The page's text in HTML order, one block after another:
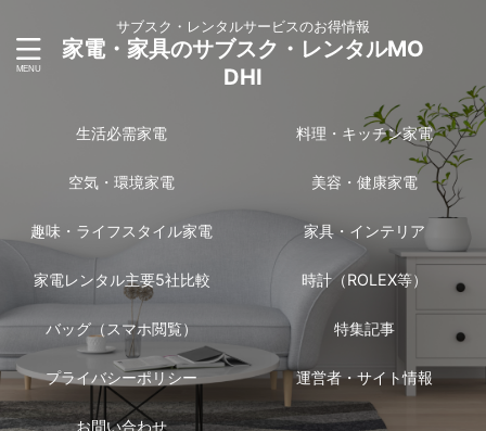
サブスク・レンタルサービスのお得情報
家電・家具のサブスク・レンタルMO
DHI
生活必需家電 料理・キッチン家電
空気・環境家電 美容・健康家電
趣味・ライフスタイル家電 家具・インテリア
家電レンタル主要5社比較 時計（ROLEX等）
バッグ（スマホ閲覧） 特集記事
プライバシーポリシー 運営者・サイト情報
お問い合わせ